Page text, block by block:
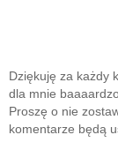
Dziękuję za każdy
dla mnie
Proszę o nie
komentarze będą